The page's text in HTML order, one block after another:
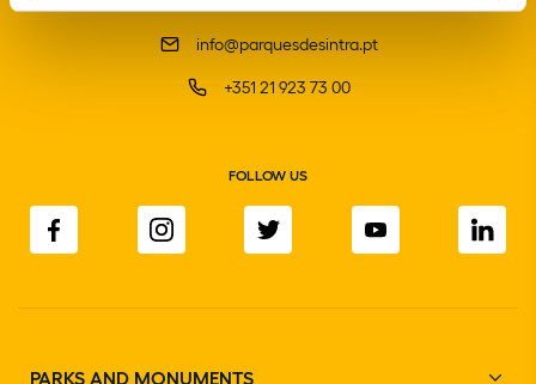
info@parquesdesintra.pt
+351 21 923 73 00
FOLLOW US
PARKS AND MONUMENTS